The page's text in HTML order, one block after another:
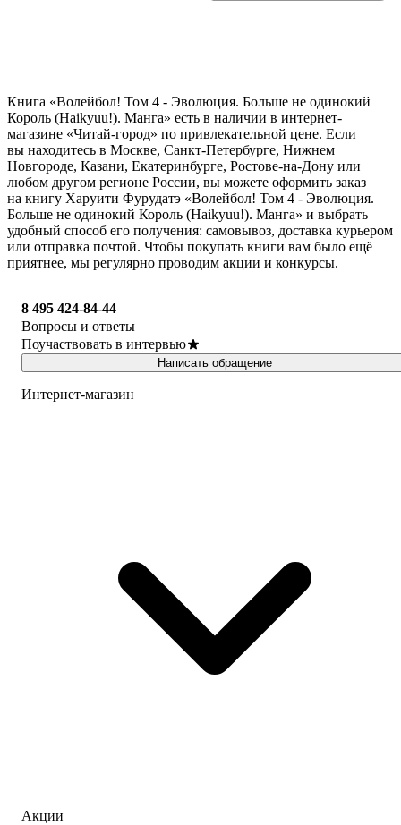
Книга «Волейбол! Том 4 - Эволюция. Больше не одинокий
Король (Haikyuu!). Манга» есть в наличии в интернет-
магазине «Читай-город» по привлекательной цене. Если
вы находитесь в Москве, Санкт-Петербурге, Нижнем
Новгороде, Казани, Екатеринбурге, Ростове-на-Дону или
любом другом регионе России, вы можете оформить заказ
на книгу Харуити Фурудатэ «Волейбол! Том 4 - Эволюция.
Больше не одинокий Король (Haikyuu!). Манга» и выбрать
удобный способ его получения: самовывоз, доставка курьером
или отправка почтой. Чтобы покупать книги вам было ещё
приятнее, мы регулярно проводим акции и конкурсы.
8 495 424-84-44
Вопросы и ответы
Поучаствовать в интервью
Написать обращение
Интернет-магазин
Акции